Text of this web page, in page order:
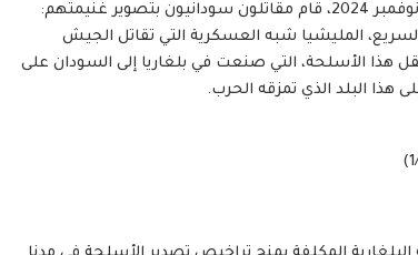
في الجزء الأول من سلسلة المقالات: في يوم 21 تشرين الثاني/نوفمبر 2024، قام مقاتلون سودانيون بتصوير غنيمتهم:
المليشيا شبه العسكرية التي تقاتل الجيش
حرب أهلية مستمرة منذ نيسان/أبريل 2023. وتم نقل هذا الأسلحة، التي صنعت في بلغاريا إلى السودان على
هذا البلد الذي تمزقه الحرب.